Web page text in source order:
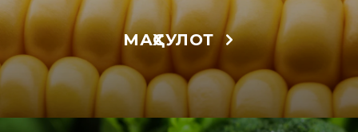
МАҲСУЛОТ